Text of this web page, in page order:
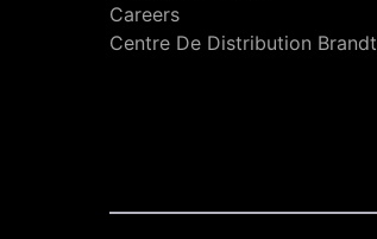
Careers
Centre De Distribution Brandt